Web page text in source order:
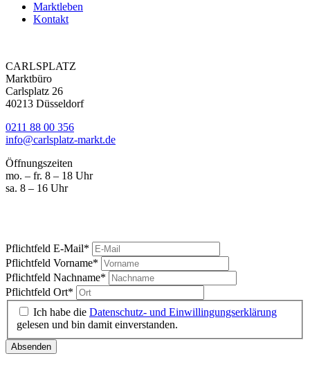
Marktleben
Kontakt
CARLSPLATZ
Marktbüro
Carlsplatz 26
40213 Düsseldorf
0211 88 00 356
info@carlsplatz-markt.de
Öffnungszeiten
mo. – fr. 8 – 18 Uhr
sa. 8 – 16 Uhr
Pflichtfeld E-Mail*
Pflichtfeld Vorname*
Pflichtfeld Nachname*
Pflichtfeld Ort*
Ich habe die Datenschutz- und Einwillingungserklärung
gelesen und bin damit einverstanden.
Absenden